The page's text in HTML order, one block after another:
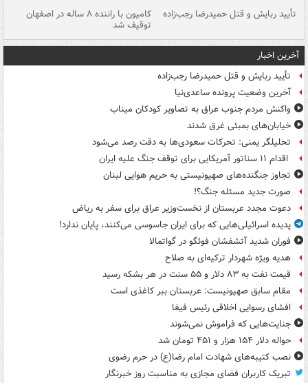
تأیید ربایش و قتل حمیدرضا رجب‌زاده کامیون با راننده ۸ ساله در اصفهان
توقیف شد
آخرین اخبار
تأیید ربایش و قتل حمیدرضا رجب‌زاده
آخرین وضعیت پرونده ساعدی‌نیا
واکنش مردم جنوب عراق به تصاویر کودکان میناب
خیابان‌های بمبئی غرق شدند
تحلیلگر یمنی: تحرکات سعودی‌ها به دقت رصد می‌شود
اقدام ۱۱ سناتور آمریکایی برای توقف جنگ علیه ایران
تجاوز جنگنده‌های صهیونیستی به حریم هوایی لبنان
صورت جدید مسئله جنگ؟!
دعوت مجدد عربستان از نخست‌وزیر عراق برای سفر به ریاض
پدیده اسرائیلی‌هایی که برای ایران جاسوسی می‌کنند، پایان ندارد!
فوران شدید آتشفشان فوئگو در گواتمالا
هدیه ویژه شهردار ترکیه‌ای به صلاح
قیمت نفت به ۸۳ دلار و ۵۵ سنت در هر بشکه رسید
مقام سابق صهیونیست: عربستان ببر کاغذی است
افشای رسوایی اخلاقی رئیس فیفا
جنایت‌هایی که فراموش نمی‌شوند
حواله دلار ۱۵۴ هزار و ۴۵۱ تومان شد
نصب کتیبه‌های شهادت امام رضا(ع) در حرم رضوی
تبریک کاربران فضای مجازی به مناسبت روز خبرنگار